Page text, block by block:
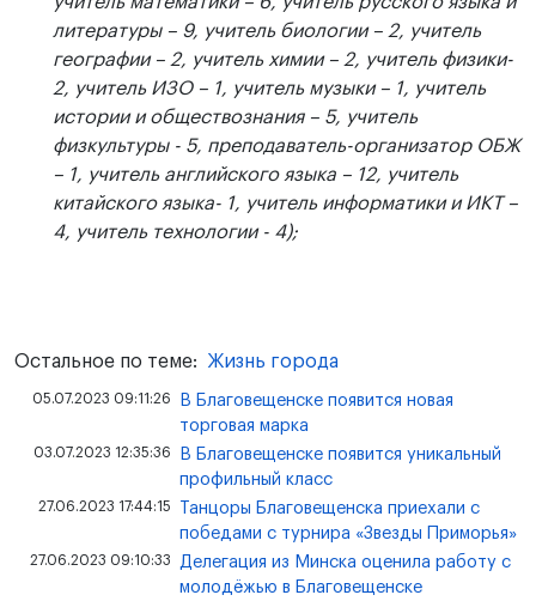
литературы – 9, учитель биологии – 2, учитель
географии – 2, учитель химии – 2, учитель физики-
2, учитель ИЗО – 1, учитель музыки – 1, учитель
истории и обществознания – 5, учитель
физкультуры - 5, преподаватель-организатор ОБЖ
– 1, учитель английского языка – 12, учитель
китайского языка- 1, учитель информатики и ИКТ –
4, учитель технологии - 4);
Остальное по теме: Жизнь города
05.07.2023 09:11:26
В Благовещенске появится новая
торговая марка
03.07.2023 12:35:36
В Благовещенске появится уникальный
профильный класс
27.06.2023 17:44:15
Танцоры Благовещенска приехали с
победами с турнира «Звезды Приморья»
27.06.2023 09:10:33
Делегация из Минска оценила работу с
молодёжью в Благовещенске